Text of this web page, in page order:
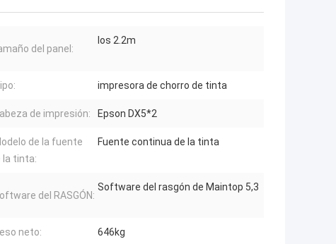
del panel:
los 2.2m
impresora de chorro de tinta
de impresión: Epson DX5*2
de la fuente
la tinta:
Fuente continua de la tinta
del RASGÓN:
Software del rasgón de Maintop 5,3
neto: 646kg